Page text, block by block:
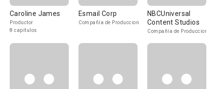
Caroline James
Productor
8 capítulos
Esmail Corp
Compañía de Produccion
NBCUniversal
Content Studios
Compañía de Produccion